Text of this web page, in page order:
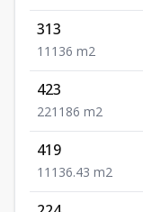
313
1 1 1 36 m2
423
221 186 m2
419
1 1 1 36.43 m2